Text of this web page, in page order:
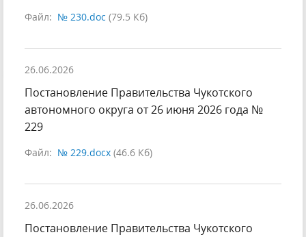
Файл: № 230.doc (79.5 Кб)
26.06.2026
Постановление Правительства Чукотского
автономного округа от 26 июня 2026 года №
229
Файл: № 229.docx (46.6 Кб)
26.06.2026
Постановление Правительства Чукотского